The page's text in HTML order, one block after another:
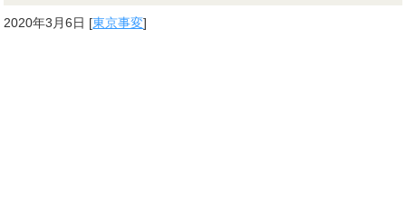
2020年3月6日 [東京事変]